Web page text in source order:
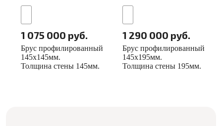
1 075 000 руб.
Брус профилированный
145х145мм.
Толщина стены 145мм.
1 290 000 руб.
Брус профилированный
145х195мм.
Толщина стены 195мм.